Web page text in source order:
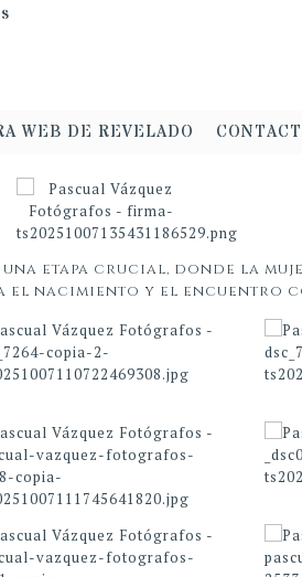
WEB DE REVELADO
etapa crucial, donde la
el nacimiento y el encuentro